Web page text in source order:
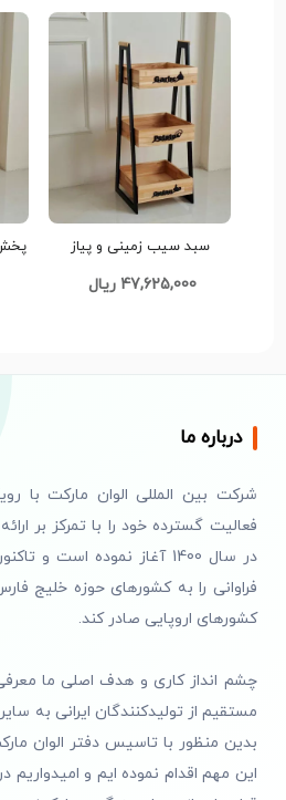
سبد سیب زمینی و پیاز
47,625,000 ریال
درباره ما
شرکت بین المللی الوان مارکت با
فعالیت گسترده خود را با تمرکز بر
در سال 1400 آغاز نموده
فراوانی را به کشورهای حوزه خلیج
کشورهای اروپایی صادر کند.
چشم انداز کاری و هدف اصلی ما
مستقیم از تولیدکنندگان ایرانی به
بدین منظور با تاسیس دفتر الوان
این مهم اقدام نموده ایم و امیدواریم